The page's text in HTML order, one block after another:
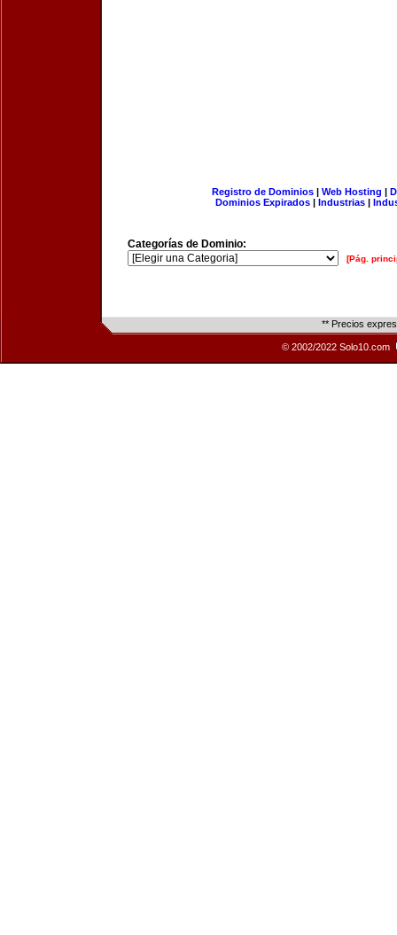
Registro de Dominios| Web Hosting |
Dominios Expirados | Industrias |
Categorías de Dominio:
[Pág.
** Precios
© 2002/2022 Solo10.com